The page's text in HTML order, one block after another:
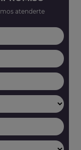
atenderte